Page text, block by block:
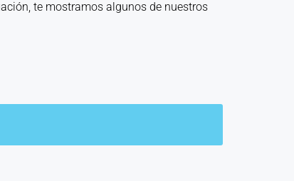
te mostramos algunos de nuestros